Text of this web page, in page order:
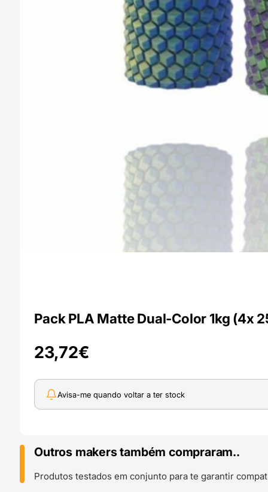
Pack PLA Matte Dual-Color 1kg (4x
23,72€
Avisa-me quando voltar a ter stock
Outros makers também compraram..
Produtos testados em conjunto para te garantir